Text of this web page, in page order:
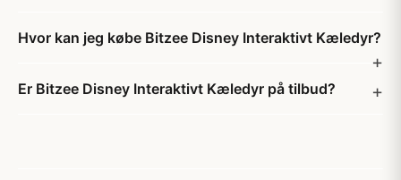
Hvor kan jeg købe Bitzee Disney Interaktivt Kæledyr?
Er Bitzee Disney Interaktivt Kæledyr på tilbud?